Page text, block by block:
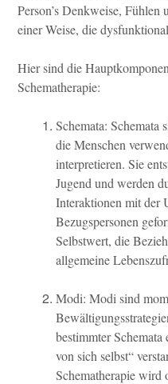
Person’s Denkweise,
einer Weise, die
Hier sind die
Schematherapie:
Schemata: Schemata
die Menschen
interpretieren. Sie
Jugend und werden
Interaktionen mit der
Bezugspersonen
Selbstwert, die
allgemeine
Modi: Modi sind
bestimmter Schemata
von sich selbst“
Schematherapie wird